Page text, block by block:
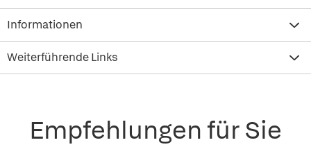
Informationen
Weiterführende Links
Empfehlungen für Sie